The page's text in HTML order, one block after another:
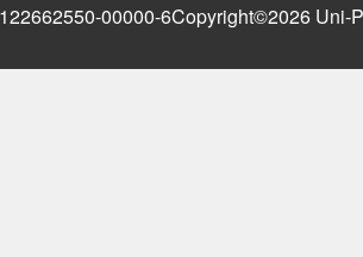
00000-6Copyright©2026 Uni-